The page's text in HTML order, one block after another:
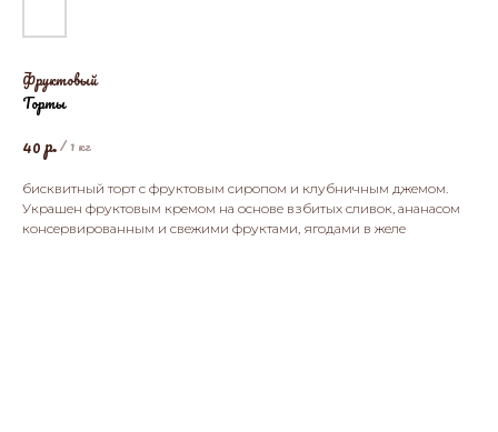
Фруктовый
Торты
40 р./1 кг
бисквитный торт с фруктовым сиропом и клубничным джемом.
Украшен фруктовым кремом на основе взбитых сливок, ананасом
консервированным и свежими фруктами, ягодами в желе